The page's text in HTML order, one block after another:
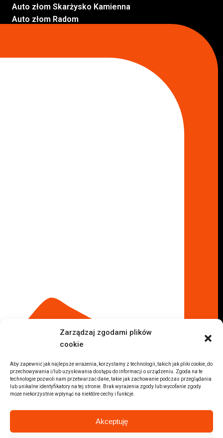
Zarządzaj zgodami plików
cookie
Aby zapewnić jak najlepsze wrażenia, korzystamy z technologii, takich jak pliki cookie, do
przechowywania i/lub uzyskiwania dostępu do informacji o urządzeniu. Zgoda na te
technologie pozwoli nam przetwarzać dane, takie jak zachowanie podczas przeglądania
lub unikalne identyfikatory na tej stronie. Brak wyrażenia zgody lub wycofanie zgody
może niekorzystnie wpłynąć na niektóre cechy i funkcje.
Akceptuję
Auto złom Skarżysko Kamienna
Auto złom Radom
Auto złom Lublin
Komis samochodowy Lublin
Komis samochodowy Sochaczew
Inne Lokalizacje
Auta z USA Rzeszów
Auta z USA Białystok
Auta z USA Kraków
Marki samochodów
Sprzedam BMW